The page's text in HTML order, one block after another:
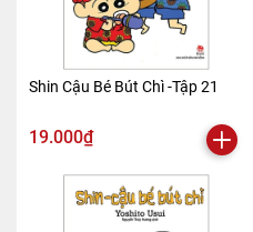
Shin Cậu Bé Bút Chì -Tập 21
19.000₫